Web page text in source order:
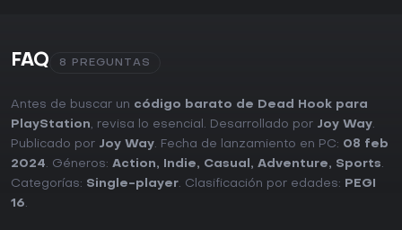
FAQ 8 PREGUNTAS
Antes de buscar un código barato de Dead Hook para
PlayStation, revisa lo esencial. Desarrollado por Joy Way.
Publicado por Joy Way. Fecha de lanzamiento en PC: 08 feb
2024. Géneros: Action, Indie, Casual , Adventure, Sports.
Categorías: Single-player. Clasificación por edades:
PEGI
16.